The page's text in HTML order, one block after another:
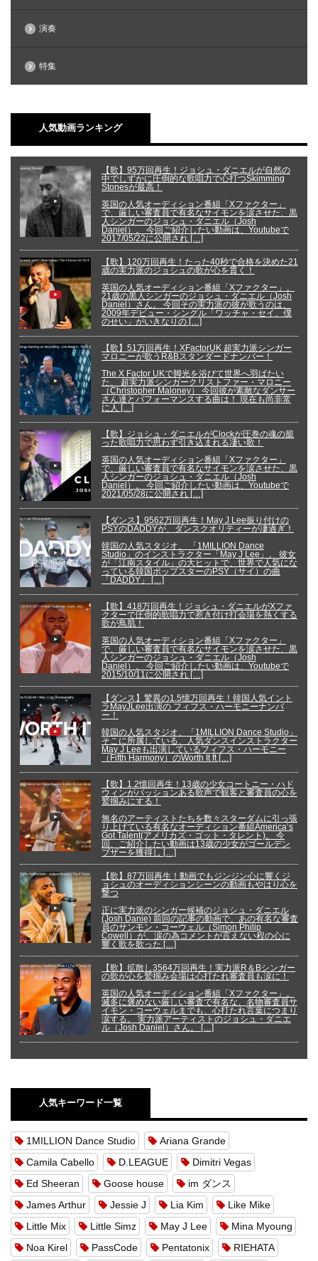
演奏
特集
人気動画ランキング
【歌】95万回再生！ジョシュ・ダニエルが自然の
中でしずかに圧倒的な歌唱力で心打つSkimming
Stonesが最高！
英国の人気オーディション番組「Xファクター」
で、厳しい審査員で有名なサイモンを涙させた、黒
人シンガーのジョシュ・ダニエル（Josh
Daniel）。 今回ご紹介したい動画は、Youtubeで
2017/05/22に公開され […]
【歌】120万回再生！たった40秒で合格を決めた21
歳の実力派のジョシュの歌が心を貫く！
英国の人気オーディション番組「Xファクター」。
21歳の黒人シンガーのジョシュ・ダニエル（Josh
Daniel）さん。 今回その実力派の彼が歌うのは、
2009年デビュー・シングル「ワッチャ・セイ、僕
のせい」がいきなりの […]
【歌】51万回再生！XFactorUK 超実力派シンガー
マロニーが歌うR&Bスタンダードナンバー！
The X Factor UKで脚光を浴びて世界へ羽ばたい
た、 超実力派シンガークリストファー・マロニー
（Christopher Maloney） 今回彼が素敵なダンサー
さん達とパフォーマンスする曲は！ 現在も尚非常
に人 […]
【歌】ジョシュ・ダニエルがClockが圧巻の魂の籠
った歌唱力で思わず引き込まれる凄い歌！
英国の人気オーディション番組「Xファクター」
で、厳しい審査員で有名なサイモンを涙させた、黒
人シンガーのジョシュ・ダニエル（Josh
Daniel）。 今回ご紹介したい動画は、Youtubeで
2021/05/28に公開され […]
【ダンス】9562万回再生！May J Lee振り付けの
PSYのDADDYが、ダンスクオリティーが凄過ぎ！
韓国の人気スタジオ、 「1MILLION Dance
Studio」のインストラクター「May J Lee」。 彼女
が「江南スタイル」の大ヒットで、世界で人気にな
っている韓国ポップスターのPSY（サイ）の曲
「DADDY」 […]
【歌】418万回再生！ジョシュ・ダニエルがXファ
クターで圧倒的歌唱力で惹き付け打会場を熱くする
歌が鳥肌！
英国の人気オーディション番組「Xファクター」
で、厳しい審査員で有名なサイモンを涙させた、黒
人シンガーのジョシュ・ダニエル（Josh
Daniel）。 今回ご紹介したい動画は、Youtubeで
2015/10/11に公開され […]
【ダンス】驚異の1.5憶万回再生！韓国人気イント
ラMayJLee出演の フィフス・ハーモニーナンバ
ー！
韓国の人気スタジオ、「1MILLION Dance Studio」
そこに所属している、人気ダンスインストラクター
May J Leeも出演しているフィフス・ハーモニー
（Fifth Harmony）のWorth It ft […]
【歌】1.2憶回再生！13歳の少女コートニー・ハド
ウィンがパッションある歌声で観客と審査員の心を
鷲掴みにする！
無名のアーティストたちを数々スターダムに引っ張
り上げている有名なオーディション番組America’s
Got Talent(アメリカズ・ゴット・タレント)。 今
回、ご紹介したい動画は13歳の少女がゴールデン
ブザーを獲得し […]
【歌】87万回再生！動画でもジンジン心に響くジ
ョシュのオーディションシーンの動画もやはり心を
撃つ
正に実力派のシンガー候補のジョシュ・ダニエル
(Josh Danie) 前回の記事の動画で、あの有名な審査
員のサンモン・コーウェル（Simon Philip
Cowell）が、涙の為コメントが言えない程の心に
響く歌を歌った […]
【歌】拡散し3564万回再生！実力派R＆Bシンガー
の歌が心を鷲掴み会場は心打たれ審査員も涙に！
英国の人気オーディション番組「Xファクター」。
滅多に褒めない厳しい審査で有名な、名物審査員サ
イモン・コーウェルまでも、心打たれ言葉につまり
涙する。 実力派アーティストのジョシュ・ダニエ
ル（Josh Daniel）さん。 […]
人気キーワード一覧
1MILLION Dance Studio
Ariana Grande
Camila Cabello
D.LEAGUE
Dimitri Vegas
Ed Sheeran
Goose house
im ダンス
James Arthur
Jessie J Lia Kim
Like Mike
Little Mix
Little Simz May J Lee
Mina Myoung
Noa Kirel
PassCode Pentatonix
RIEHATA